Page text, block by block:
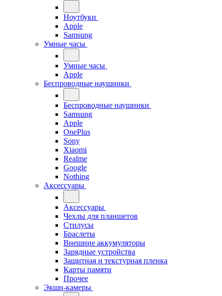
Ноутбуки
Apple
Samsung
Умные часы
Умные часы
Apple
Беспроводные наушники
Беспроводные наушники
Samsung
Apple
OnePlus
Sony
Xiaomi
Realme
Google
Nothing
Аксессуары
Аксессуары
Чехлы для планшетов
Стилусы
Браслеты
Внешние аккумуляторы
Зарядные устройства
Защитная и текстурная пленка
Карты памяти
Прочее
Экшн-камеры